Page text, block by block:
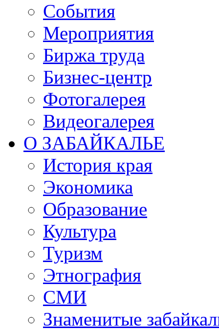
События
Мероприятия
Биржа труда
Бизнес-центр
Фотогалерея
Видеогалерея
О ЗАБАЙКАЛЬЕ
История края
Экономика
Образование
Культура
Туризм
Этнография
СМИ
Знаменитые